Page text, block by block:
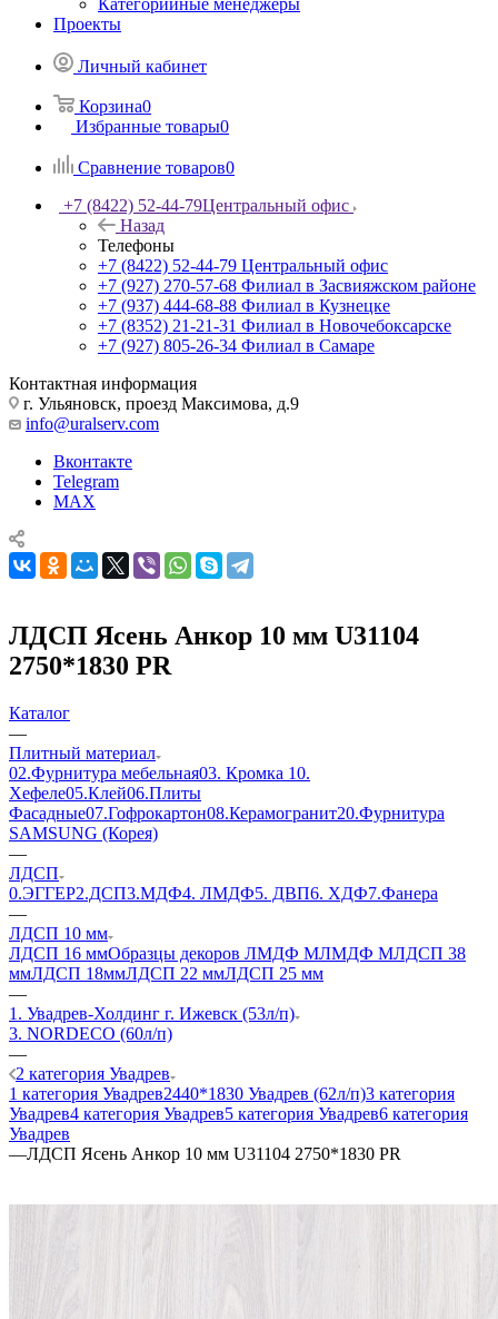
Категорийные менеджеры
Проекты
Личный кабинет
Корзина0
Избранные товары0
Сравнение товаров0
+7 (8422) 52-44-79Центральный офис
Назад
Телефоны
+7 (8422) 52-44-79 Центральный офис
+7 (927) 270-57-68 Филиал в Засвияжском районе
+7 (937) 444-68-88 Филиал в Кузнецке
+7 (8352) 21-21-31 Филиал в Новочебоксарске
+7 (927) 805-26-34 Филиал в Самаре
Контактная информация
г. Ульяновск, проезд Максимова, д.9
info@uralserv.com
Вконтакте
Telegram
MAX
ЛДСП Ясень Анкор 10 мм U31104
2750*1830 PR
Каталог
—
Плитный материал
02.Фурнитура мебельная03. Кромка 10.
Хефеле05.Клей06.Плиты
Фасадные07.Гофрокартон08.Керамогранит20.Фурнитура
SAMSUNG (Корея)
—
ЛДСП
0.ЭГГЕР2.ДСП3.МДФ4. ЛМДФ5. ДВП6. ХДФ7.Фанера
—
ЛДСП 10 мм
ЛДСП 16 ммОбразцы декоров ЛМДФ МЛМДФ МЛДСП 38
ммЛДСП 18ммЛДСП 22 ммЛДСП 25 мм
—
1. Увадрев-Холдинг г. Ижевск (53л/п)
3. NORDECO (60л/п)
—
2 категория Увадрев
1 категория Увадрев2440*1830 Увадрев (62л/п)3 категория
Увадрев4 категория Увадрев5 категория Увадрев6 категория
Увадрев
—ЛДСП Ясень Анкор 10 мм U31104 2750*1830 PR